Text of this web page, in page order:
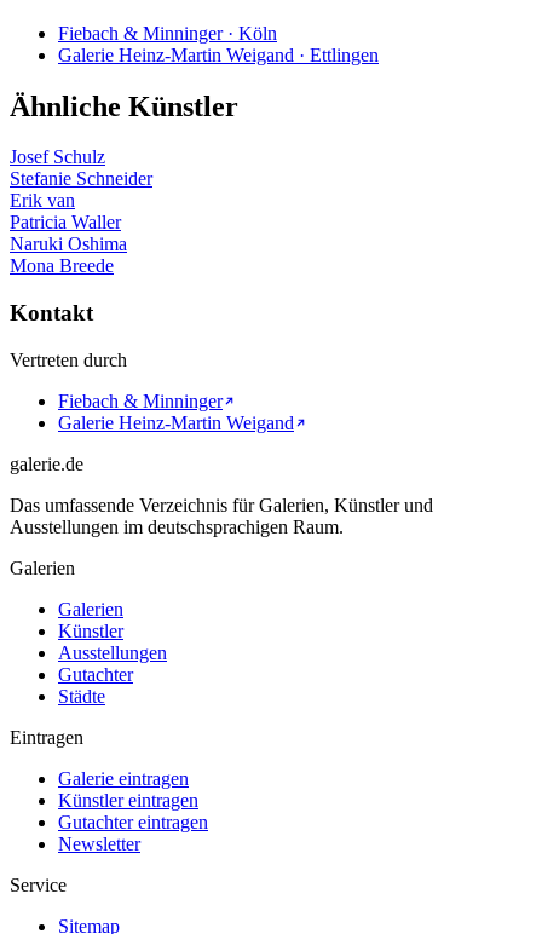
Fiebach & Minninger · Köln
Galerie Heinz-Martin Weigand · Ettlingen
Ähnliche Künstler
Josef Schulz
Stefanie Schneider
Erik van
Patricia Waller
Naruki Oshima
Mona Breede
Kontakt
Vertreten durch
Fiebach & Minninger
Galerie Heinz-Martin Weigand
galerie.de
Das umfassende Verzeichnis für Galerien, Künstler und
Ausstellungen im deutschsprachigen Raum.
Galerien
Galerien
Künstler
Ausstellungen
Gutachter
Städte
Eintragen
Galerie eintragen
Künstler eintragen
Gutachter eintragen
Newsletter
Service
Sitemap